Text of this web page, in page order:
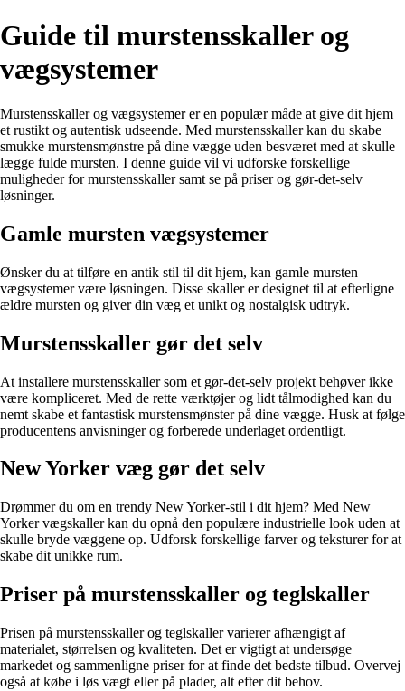
Guide til murstensskaller og
vægsystemer
Murstensskaller og vægsystemer er en populær måde at give dit hjem
et rustikt og autentisk udseende. Med murstensskaller kan du skabe
smukke murstensmønstre på dine vægge uden besværet med at skulle
lægge fulde mursten. I denne guide vil vi udforske forskellige
muligheder for murstensskaller samt se på priser og gør-det-selv
løsninger.
Gamle mursten vægsystemer
Ønsker du at tilføre en antik stil til dit hjem, kan gamle mursten
vægsystemer være løsningen. Disse skaller er designet til at efterligne
ældre mursten og giver din væg et unikt og nostalgisk udtryk.
Murstensskaller gør det selv
At installere murstensskaller som et gør-det-selv projekt behøver ikke
være kompliceret. Med de rette værktøjer og lidt tålmodighed kan du
nemt skabe et fantastisk murstensmønster på dine vægge. Husk at følge
producentens anvisninger og forberede underlaget ordentligt.
New Yorker væg gør det selv
Drømmer du om en trendy New Yorker-stil i dit hjem? Med New
Yorker vægskaller kan du opnå den populære industrielle look uden at
skulle bryde væggene op. Udforsk forskellige farver og teksturer for at
skabe dit unikke rum.
Priser på murstensskaller og teglskaller
Prisen på murstensskaller og teglskaller varierer afhængigt af
materialet, størrelsen og kvaliteten. Det er vigtigt at undersøge
markedet og sammenligne priser for at finde det bedste tilbud. Overvej
også at købe i løs vægt eller på plader, alt efter dit behov.